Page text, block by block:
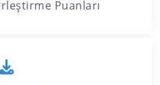
Puanları